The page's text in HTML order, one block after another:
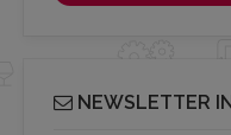
NEWSLETTER